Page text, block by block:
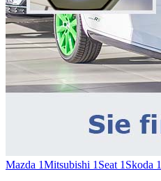
Mazda 1Mitsubishi 1 Seat 1 Skoda